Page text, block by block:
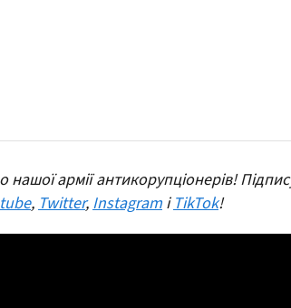
нашої армії антикорупціонерів!
, Twitter, Instagram і TikTok!